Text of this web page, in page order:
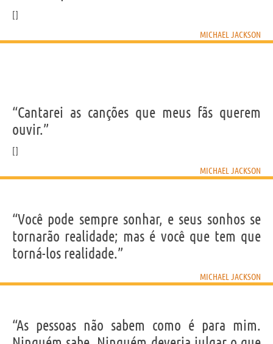
MICHAEL JACKSON
“Cantarei as canções que meus fãs querem
ouvir.”
MICHAEL JACKSON
“Você pode sempre sonhar, e seus sonhos se
tornarão realidade; mas é você que tem que
torná-los realidade.”
MICHAEL JACKSON
“As pessoas não sabem como é para mim.